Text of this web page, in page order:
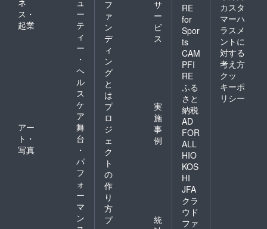
ス・
起業
ー
テ
ィ
ー
・
ヘ
ル
ス
ケ
ア
アー
ト・
写真
舞
台
・
パ
フ
ォ
ー
マ
ン
フ
ァ
ン
デ
ィ
ン
グ
と
は
サ
ー
ビ
ス
プ
ロ
ジ
ェ
ク
ト
の
作
り
方
実
施
事
例
プ
統
RE
for
Spor
ts
CAM
PFI
RE
ふる
さと
納税
AD
FOR
ALL
HIO
KOS
HI
JFA
クラ
ウド
ファ
カスタ
マーハ
ラスメ
ントに
対する
考え方
クッ
キーポ
リシー